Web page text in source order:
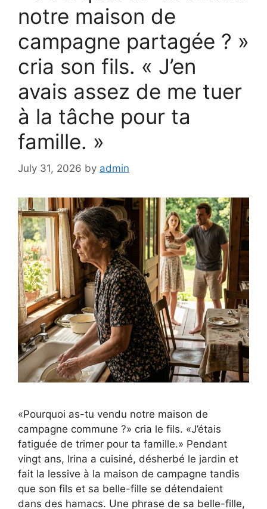
notre maison de
campagne partagée ? »
cria son fils. « J’en
avais assez de me tuer
à la tâche pour ta
famille. »
July 31, 2026 by admin
«Pourquoi as-tu vendu notre maison de
campagne commune ?» cria le fils. «J’étais
fatiguée de trimer pour ta famille.» Pendant
vingt ans, Irina a cuisiné, désherbé le jardin et
fait la lessive à la maison de campagne tandis
que son fils et sa belle-fille se détendaient
dans des hamacs. Une phrase de sa belle-fille,